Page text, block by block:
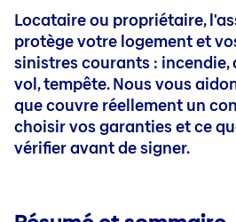
Vélo
Bateau
Solde Restant Dû
Responsabilité Civile
Contact
Blog
Accidents
Voyage
Mybaloise
Contact
Blog
Epargne et retraite
Epargne et retraite
Epargne Pension
Simulation de retraite
Investissement durable
Epargne pour vos enfants
Quick links
Mybaloise
Contact
Blog
Locataire ou propriétaire,
protège votre logement et
sinistres courants : incendie,
vol, tempête. Nous vous
que couvre réellement un
choisir vos garanties et ce
vérifier avant de signer.